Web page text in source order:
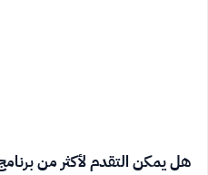
هل يمكن التقدم لأكثر من